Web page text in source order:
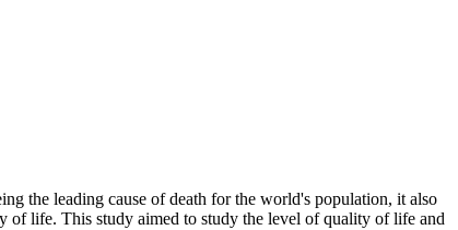
the leading cause of death for the world's population, it also
of life. This study aimed to study the level of quality of life and